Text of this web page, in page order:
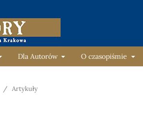
Dla Autorów O czasopiśmie
/ Artykuły